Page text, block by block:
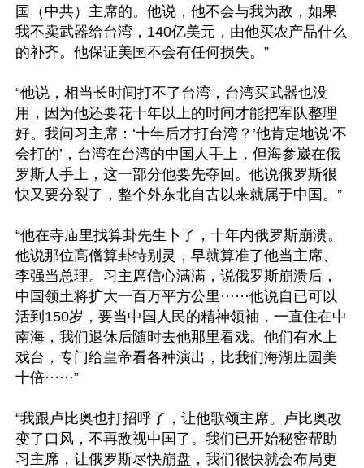
国（中共）主席的。他说，他不会与我为敌，如果
我不卖武器给台湾，140亿美元，由他买农产品什么
的补齐。他保证美国不会有任何损失。”
“他说，相当长时间打不了台湾，台湾买武器也没
用，因为他还要花十年以上的时间才能把军队整理
好。我问习主席：‘十年后才打台湾？’他肯定地说‘不
会打的’，台湾在台湾的中国人手上，但海参崴在俄
罗斯人手上，这一部分他要先夺回。他说俄罗斯很
快又要分裂了，整个外东北自古以来就属于中国。”
“他在寺庙里找算卦先生卜了，十年内俄罗斯崩溃。
他说那位高僧算卦特别灵，早就算准了他当主席、
李强当总理。习主席信心满满，说俄罗斯崩溃后，
中国领土将扩大一百万平方公里······他说自已可以
活到150岁，要当中国人民的精神领袖，一直住在中
南海，我们退休后随时去他那里看戏。他们有水上
戏台，专门给皇帝看各种演出，比我们海湖庄园美
十倍······”
“我跟卢比奥也打招呼了，让他歌颂主席。卢比奥改
变了口风，不再敌视中国了。我们已开始秘密帮助
习主席，让俄罗斯尽快崩盘，我们很快就会布局更